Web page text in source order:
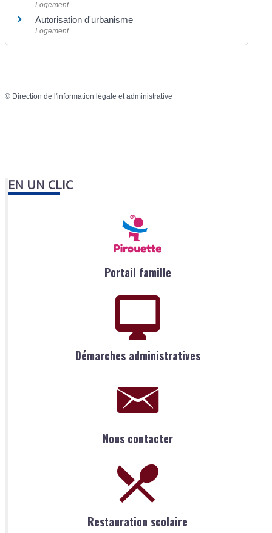
Logement
Autorisation d'urbanisme
Logement
© Direction de l'information légale et administrative
EN UN CLIC
Portail famille
Démarches administratives
Nous contacter
Restauration scolaire